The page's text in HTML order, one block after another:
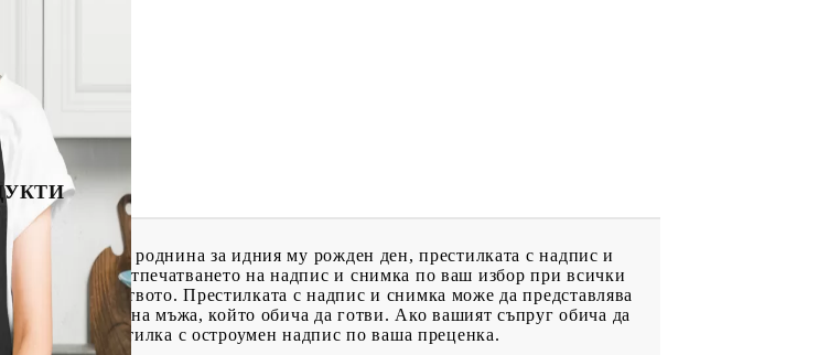
приятел или роднина за идния му рожден ден, престилката с надпис и
проблема. Отпечатването на надпис и снимка по ваш избор при всички
на домакинството. Престилката с надпис и снимка може да представлява
така и на мъжа, който обича да готви. Ако вашият съпруг обича да
работна престилка с остроумен надпис по ваша преценка.